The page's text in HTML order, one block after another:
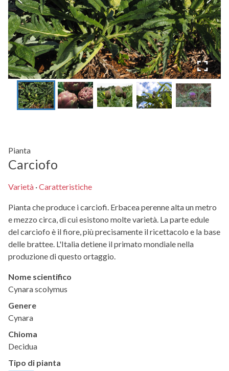
Pianta
Carciofo
Varietà ·Caratteristiche
Pianta che produce i carciofi. Erbacea perenne alta un metro
e mezzo circa, di cui esistono molte varietà. La parte edule
del carciofo è il fiore, più precisamente il ricettacolo e la base
delle brattee. L'Italia detiene il primato mondiale nella
produzione di questo ortaggio.
Nome scientifico
Cynara scolymus
Genere
Cynara
Chioma
Decidua
Tipo di pianta